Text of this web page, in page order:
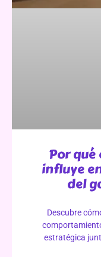
Por
influye
del
Descubre
estratégica